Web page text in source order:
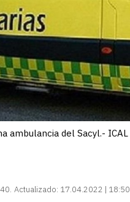
ambulancia del Sacyl.- ICAL
Actualizado: 17.04.2022 | 18:50